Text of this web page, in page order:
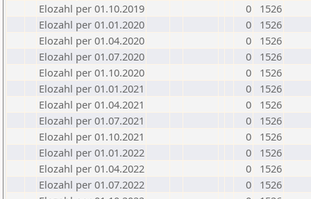
Elozahl per 01.10.2019
0
1526
Elozahl per 01.01.2020
0
1526
Elozahl per 01.04.2020
0
1526
Elozahl per 01.07.2020
0
1526
Elozahl per 01.10.2020
0
1526
Elozahl per 01.01.2021
0
1526
Elozahl per 01.04.2021
0
1526
Elozahl per 01.07.2021
0
1526
Elozahl per 01.10.2021
0
1526
Elozahl per 01.01.2022
0
1526
Elozahl per 01.04.2022
0
1526
Elozahl per 01.07.2022
0
1526